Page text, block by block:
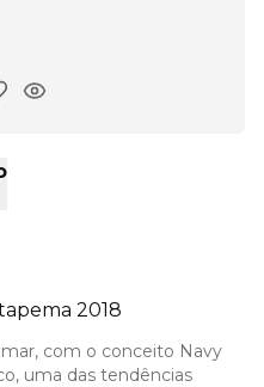
link
2018
com o conceito Navy
uma das tendências